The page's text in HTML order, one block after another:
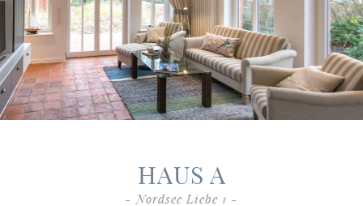
HAUS A
- Nordsee Liebe 1 -